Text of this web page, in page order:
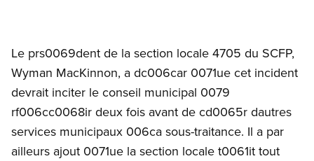
Le prs0069dent de la section locale 4705 du SCFP,
Wyman MacKinnon, a dc006car 0071ue cet incident
devrait inciter le conseil municipal 0079
rf006cc0068ir deux fois avant de cd0065r dautres
services municipaux 006ca sous-traitance. Il a par
ailleurs ajout 0071ue la section locale t0061it tout